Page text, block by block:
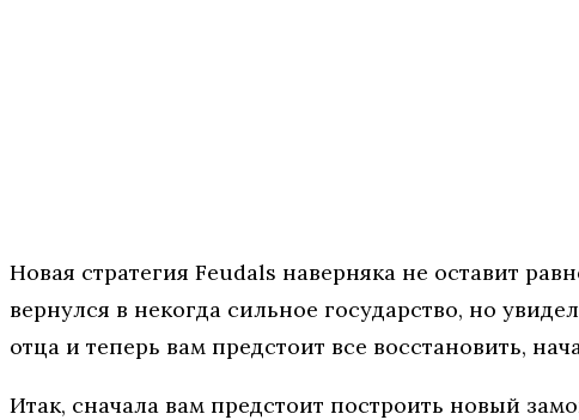
Новая стратегия Feudals наверняка не оставит
вернулся в некогда сильное государство, но
отца и теперь вам предстоит все восстановить,
Итак, сначала вам предстоит построить новый